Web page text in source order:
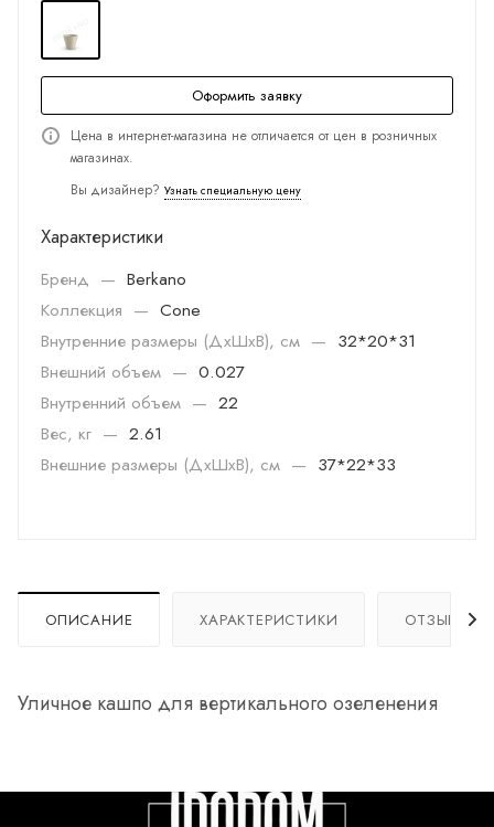
Оформить заявку
Цена в интернет-магазина не отличается от цен в розничных
магазинах.
Вы дизайнер? Узнать специальную цену
Характеристики
Бренд — Berkano
Коллекция — Cone
Внутренние размеры (ДхШхВ), см — 32*20*31
Внешний объем — 0.027
Внутренний объем — 22
Вес, кг — 2.61
Внешние размеры (ДхШхВ), см — 37*22*33
ОПИСАНИЕ ХАРАКТЕРИСТИКИ ОТЗЫВЫ
Уличное кашпо для вертикального озеленения